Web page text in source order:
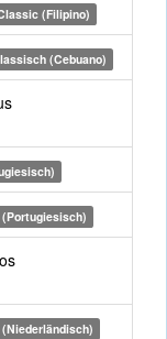
(Filipino)
(Cebuano)